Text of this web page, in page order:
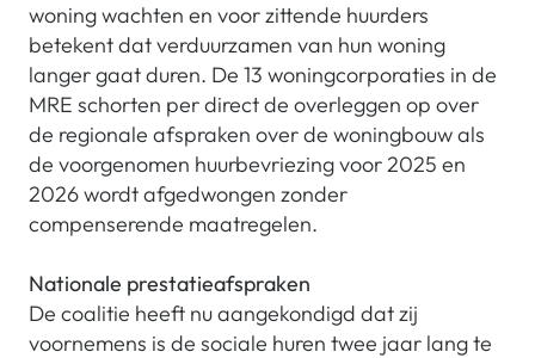
woning wachten en voor zittende huurders
betekent dat verduurzamen van hun woning
langer gaat duren. De 13 woningcorporaties in de
MRE schorten per direct de overleggen op over
de regionale afspraken over de woningbouw als
de voorgenomen huurbevriezing voor 2025 en
2026 wordt afgedwongen zonder
compenserende maatregelen.
Nationale prestatieafspraken
De coalitie heeft nu aangekondigd dat zij
voornemens is de sociale huren twee jaar lang te